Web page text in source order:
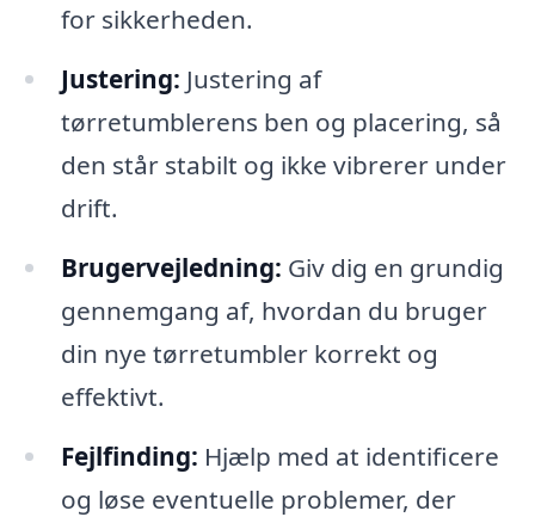
for sikkerheden.
Justering: Justering af
tørretumblerens ben og placering, så
den står stabilt og ikke vibrerer under
drift.
Brugervejledning: Giv dig en grundig
gennemgang af, hvordan du bruger
din nye tørretumbler korrekt og
effektivt.
Fejlfinding: Hjælp med at identificere
og løse eventuelle problemer, der